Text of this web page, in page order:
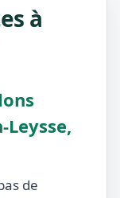
à
de